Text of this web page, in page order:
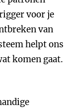
voor je
van
helpt ons
komen gaat.